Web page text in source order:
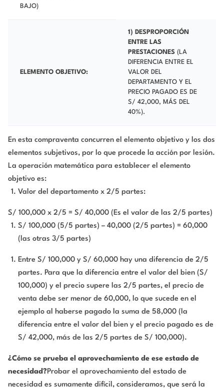
BAJO)
ELEMENTO OBJETIVO:
1) DESPROPORCIÓN
ENTRE LAS
PRESTACIONES (LA
DIFERENCIA ENTRE EL
VALOR DEL
DEPARTAMENTO Y EL
PRECIO PAGADO ES DE
S/ 42,000, MÁS DEL
40%).
En esta compraventa concurren el elemento objetivo y los dos
elementos subjetivos, por lo que procede la acción por lesión.
La operación matemática para establecer el elemento
objetivo es:
Valor del departamento x 2/5 partes:
S/ 100,000 x 2/5 = S/ 40,000 (Es el valor de las 2/5 partes)
S/ 100,000 (5/5 partes) – 40,000 (2/5 partes) = 60,000
(las otras 3/5 partes)
Entre S/ 100,000 y S/ 60,000 hay una diferencia de 2/5
partes. Para que la diferencia entre el valor del bien (S/
100,000) y el precio supere las 2/5 partes, el precio de
venta debe ser menor de 60,000, lo que sucede en el
ejemplo al haberse pagado la suma de 58,000 (la
diferencia entre el valor del bien y el precio pagado es de
S/ 42,000, más de las 2/5 partes de S/ 100,000).
¿Cómo se prueba el aprovechamiento de ese estado de
necesidad?Probar el aprovechamiento del estado de
necesidad es sumamente difícil, consideramos, que será la